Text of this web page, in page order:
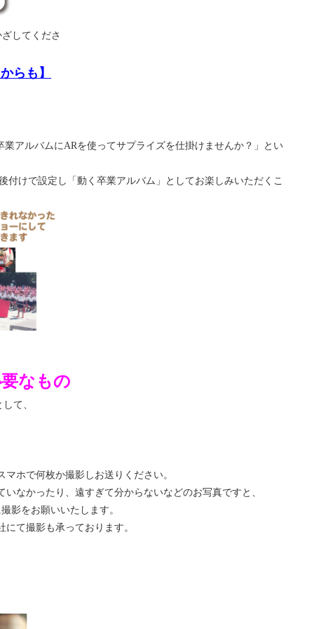
してくださ
らも】
アルバムにARを使ってサプライズを仕掛けませんか？」とい
けで設定し「動く卒業アルバム」としてお楽しみいただくこ
なもの
て、
ホで何枚か撮影しお送りください。
なかったり、遠すぎて分からないなどのお写真ですと、
影をお願いいたします。
て撮影も承っております。